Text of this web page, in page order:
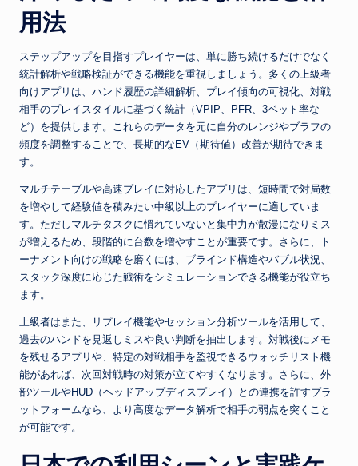
用法
ステップアップを目指すプレイヤーは、単に勝ち続けるだけでなく
統計解析や戦略検証ができる機能を重視しましょう。多くの上級者
向けアプリは、ハンド履歴の詳細解析、プレイ傾向の可視化、対戦
相手のプレイスタイルに基づく統計（VPIP、PFR、3ベット率な
ど）を提供します。これらのデータを元に自分のレンジやブラフの
頻度を調整することで、長期的なEV（期待値）改善が期待できま
す。
マルチテーブルや高速プレイに対応したアプリは、短時間で対局数
を増やして経験値を積みたい中級以上のプレイヤーに適していま
す。ただしマルチタスクに慣れていないと集中力が散漫になりミス
が増えるため、段階的に台数を増やすことが重要です。さらに、ト
ーナメント向けの戦略を磨くには、ブラインド構造やバブル状況、
スタック深度に応じた戦術をシミュレーションできる機能が役立ち
ます。
上級者はまた、リプレイ機能やセッション分析ツールを活用して、
過去のハンドを見返しミスや良い判断を抽出します。対戦後にメモ
を残せるアプリや、特定の対戦相手を監視できるウォッチリスト機
能があれば、次回対戦時の対策が立てやすくなります。さらに、外
部ツールやHUD（ヘッドアップディスプレイ）との連携を許すプラ
ットフォームなら、より高度なデータ解析で相手の弱点を突くこと
が可能です。